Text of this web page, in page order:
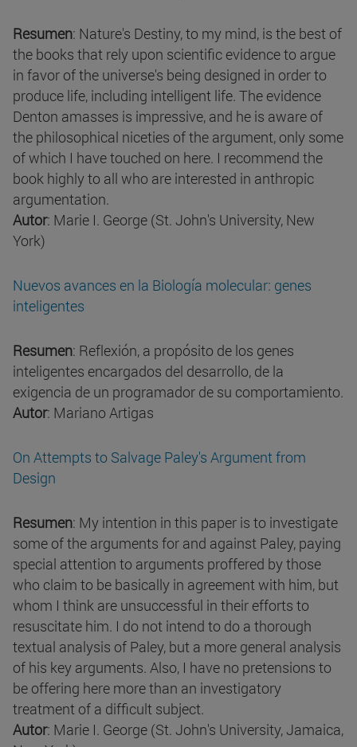
Resumen: Nature's Destiny, to my mind, is the best of
the books that rely upon scientific evidence to argue
in favor of the universe's being designed in order to
produce life, including intelligent life. The evidence
Denton amasses is impressive, and he is aware of
the philosophical niceties of the argument, only some
of which I have touched on here. I recommend the
book highly to all who are interested in anthropic
argumentation.
Autor: Marie I. George (St. John's University, New
York)
Nuevos avances en la Biología molecular: genes
inteligentes
Resumen: Reflexión, a propósito de los genes
inteligentes encargados del desarrollo, de la
exigencia de un programador de su comportamiento.
Autor: Mariano Artigas
On Attempts to Salvage Paley's Argument from
Design
Resumen: My intention in this paper is to investigate
some of the arguments for and against Paley, paying
special attention to arguments proffered by those
who claim to be basically in agreement with him, but
whom I think are unsuccessful in their efforts to
resuscitate him. I do not intend to do a thorough
textual analysis of Paley, but a more general analysis
of his key arguments. Also, I have no pretensions to
be offering here more than an investigatory
treatment of a difficult subject.
Autor: Marie I. George (St. John's University, Jamaica,